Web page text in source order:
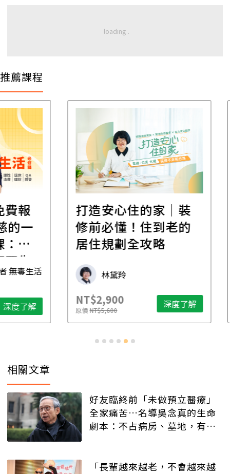
推薦課程
活
解
打造安心住的家｜裝
修前必懂！住到老的
居住規劃全攻略
林黛羚
NT$2,900
NT$5,600 深度了解
相關文章
好友臨終前「未做預立醫療」
全家痛苦…名導吳念真的生命
劇本：不占病房、墓地，有人
「長輩越來越老，不會越來越